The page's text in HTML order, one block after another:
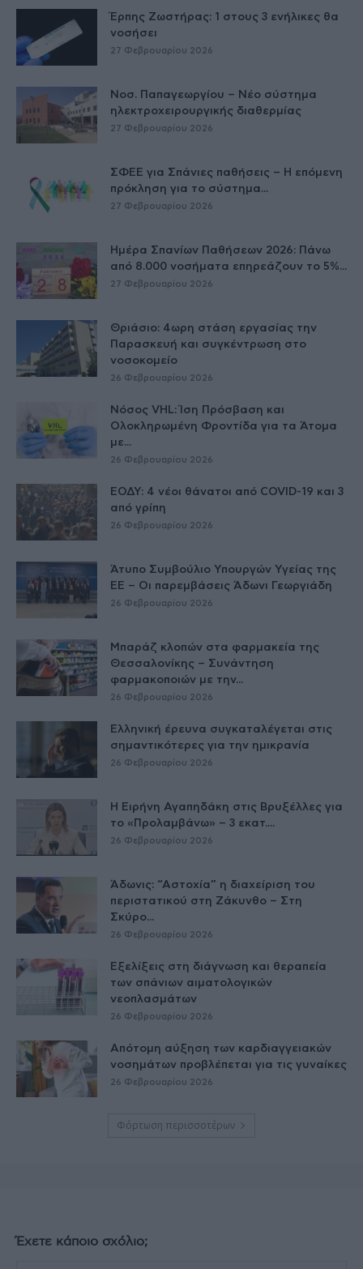
Έρπης Ζωστήρας: 1 στους 3 ενήλικες θα
νοσήσει
27 Φεβρουαρίου 2026
Νοσ. Παπαγεωργίου – Νέο σύστημα
ηλεκτροχειρουργικής διαθερμίας
27 Φεβρουαρίου 2026
ΣΦΕΕ για Σπάνιες παθήσεις – Η επόμενη
πρόκληση για το σύστημα...
27 Φεβρουαρίου 2026
Ημέρα Σπανίων Παθήσεων 2026: Πάνω
από 8.000 νοσήματα επηρεάζουν το 5%...
27 Φεβρουαρίου 2026
Θριάσιο: 4ωρη στάση εργασίας την
Παρασκευή και συγκέντρωση στο
νοσοκομείο
26 Φεβρουαρίου 2026
Νόσος VHL: Ίση Πρόσβαση και
Ολοκληρωμένη Φροντίδα για τα Άτομα
με...
26 Φεβρουαρίου 2026
ΕΟΔΥ: 4 νέοι θάνατοι από COVID-19 και 3
από γρίπη
26 Φεβρουαρίου 2026
Άτυπο Συμβούλιο Υπουργών Υγείας της
ΕE – Οι παρεμβάσεις Άδωνι Γεωργιάδη
26 Φεβρουαρίου 2026
Μπαράζ κλοπών στα φαρμακεία της
Θεσσαλονίκης – Συνάντηση
φαρμακοποιών με την...
26 Φεβρουαρίου 2026
Ελληνική έρευνα συγκαταλέγεται στις
σημαντικότερες για την ημικρανία
26 Φεβρουαρίου 2026
Η Ειρήνη Αγαπηδάκη στις Βρυξέλλες για
το «Προλαμβάνω» – 3 εκατ....
26 Φεβρουαρίου 2026
Άδωνις: “Αστοχία” η διαχείριση του
περιστατικού στη Ζάκυνθο – Στη
Σκύρο...
26 Φεβρουαρίου 2026
Εξελίξεις στη διάγνωση και θεραπεία
των σπάνιων αιματολογικών
νεοπλασμάτων
26 Φεβρουαρίου 2026
Απότομη αύξηση των καρδιαγγειακών
νοσημάτων προβλέπεται για τις γυναίκες
26 Φεβρουαρίου 2026
Φόρτωση περισσοτέρων
Έχετε κάποιο σχόλιο;